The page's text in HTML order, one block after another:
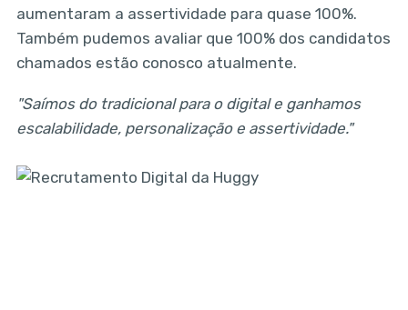
aumentaram a assertividade para quase 100%.
Também pudemos avaliar que 100% dos candidatos
chamados estão conosco atualmente.
"Saímos do tradicional para o digital e ganhamos
escalabilidade, personalização e assertividade."